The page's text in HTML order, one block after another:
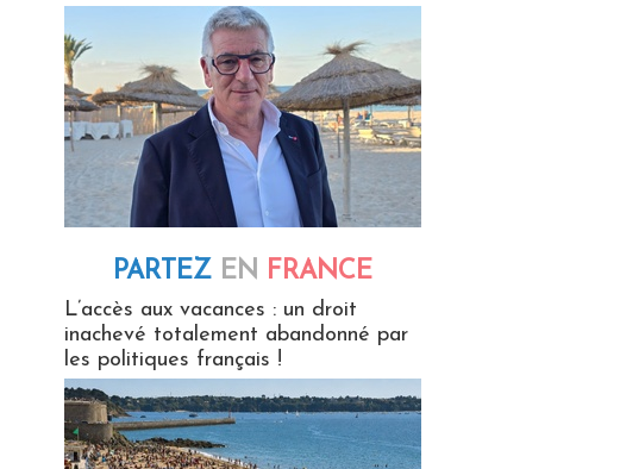
PARTEZ EN FRANCE
L’accès aux vacances : un droit
inachevé totalement abandonné par
les politiques français !